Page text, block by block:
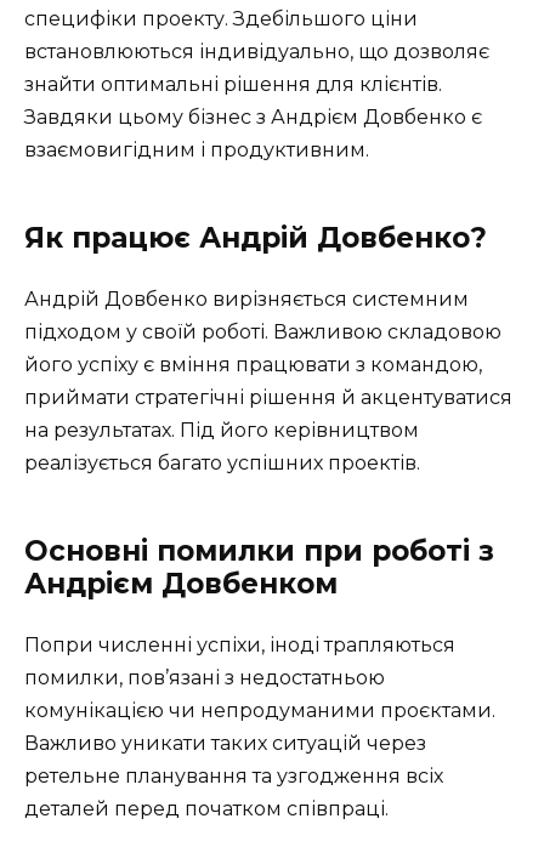
специфіки проекту. Здебільшого ціни
встановлюються індивідуально, що дозволяє
знайти оптимальні рішення для клієнтів.
Завдяки цьому бізнес з Андрієм Довбенко є
взаємовигідним і продуктивним.
Як працює Андрій Довбенко?
Андрій Довбенко вирізняється системним
підходом у своїй роботі. Важливою складовою
його успіху є вміння працювати з командою,
приймати стратегічні рішення й акцентуватися
на результатах. Під його керівництвом
реалізується багато успішних проектів.
Основні помилки при роботі з
Андрієм Довбенком
Попри численні успіхи, іноді трапляються
помилки, пов’язані з недостатньою
комунікацією чи непродуманими проєктами.
Важливо уникати таких ситуацій через
ретельне планування та узгодження всіх
деталей перед початком співпраці.